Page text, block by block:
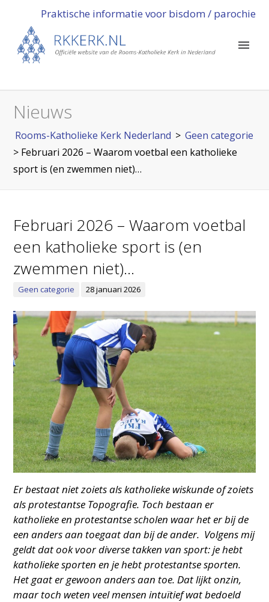
Praktische informatie voor bisdom / parochie
Nieuws
Rooms-Katholieke Kerk Nederland > Geen categorie
> Februari 2026 – Waarom voetbal een katholieke
sport is (en zwemmen niet)…
Februari 2026 – Waarom voetbal
een katholieke sport is (en
zwemmen niet)…
Geen categorie 28 januari 2026
Er bestaat niet zoiets als katholieke wiskunde of zoiets
als protestantse Topografie. Toch bestaan er
katholieke en protestantse scholen waar het er bij de
een anders aan toegaat dan bij de ander. Volgens mij
geldt dat ook voor diverse takken van sport: je hebt
katholieke sporten en je hebt protestantse sporten.
Het gaat er gewoon anders aan toe. Dat lijkt onzin,
maar toch weten veel mensen intuïtief wat bedoeld